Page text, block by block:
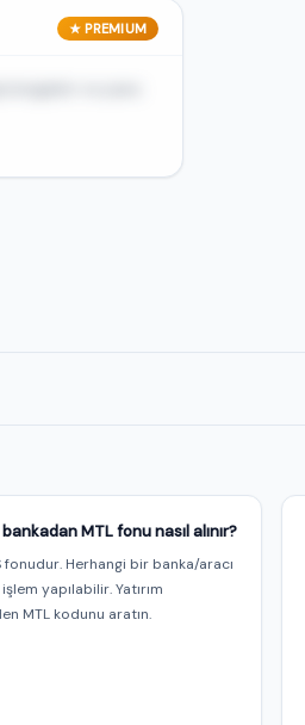
★ PREMIUM
MTL fonu nasıl alınır?
fonudur. Herhangi bir banka/aracı
yapılabilir. Yatırım
MTL kodunu aratın.